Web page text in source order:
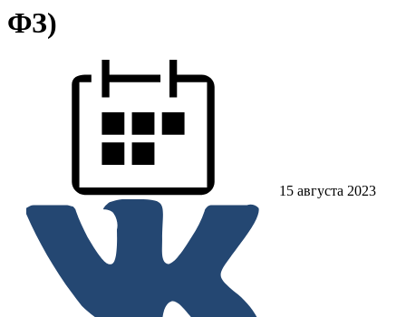
ФЗ)
15 августа 2023